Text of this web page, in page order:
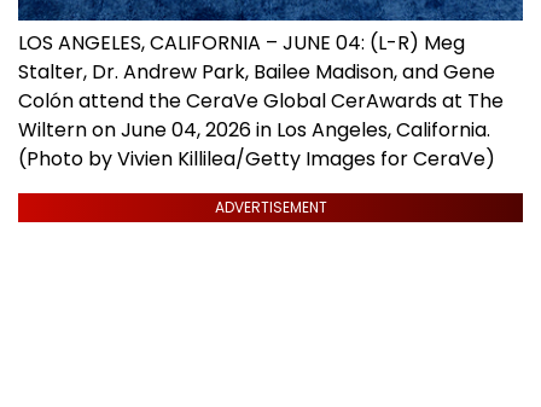
LOS ANGELES, CALIFORNIA – JUNE 04: (L-R) Meg
Stalter, Dr. Andrew Park, Bailee Madison, and Gene
Colón attend the CeraVe Global CerAwards at The
Wiltern on June 04, 2026 in Los Angeles, California.
(Photo by Vivien Killilea/Getty Images for CeraVe)
ADVERTISEMENT